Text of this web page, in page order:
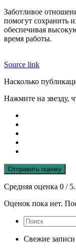
Заботливое
помогут сохранить
обеспечивая
время работы.
Source link
Насколько
Нажмите на звезду,
Отправить оценку
Средняя оценка 0 /
Оценок пока нет.
Свежие записи